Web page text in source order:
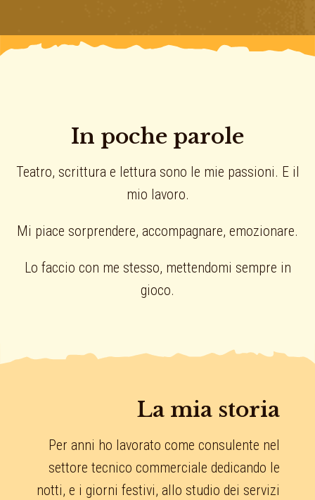
In poche parole
Teatro, scrittura e lettura sono le mie passioni. E il
mio lavoro.
Mi piace sorprendere, accompagnare, emozionare.
Lo faccio con me stesso, mettendomi sempre in
gioco.
La mia storia
Per anni ho lavorato come consulente nel
settore tecnico commerciale dedicando le
notti, e i giorni festivi, allo studio dei servizi